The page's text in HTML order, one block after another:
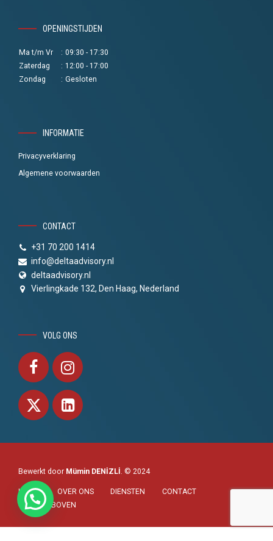
OPENINGSTIJDEN
Ma t/m Vr : 09:30 - 17:30
Zaterdag
: 12:00 - 17:00
Zondag
: Gesloten
INFORMATIE
Privacyverklaring
Algemene voorwaarden
CONTACT
+31 70 200 1414
info@deltaadvisory.nl
deltaadvisory.nl
Vierlingkade 132, Den Haag, Nederland
VOLG ONS
Bewerkt door Mümin DENİZLİ. © 2024
HOME OVER ONS DIENSTEN
CONTACT
NAAR BOVEN